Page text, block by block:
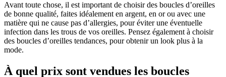
Avant toute chose, il est important de choisir des boucles d’oreilles
de bonne qualité, faites idéalement en argent, en or ou avec une
matière qui ne cause pas d’allergies, pour éviter une éventuelle
infection dans les trous de vos oreilles. Pensez également à choisir
des boucles d’oreilles tendances, pour obtenir un look plus à la
mode.
À quel prix sont vendues les boucles